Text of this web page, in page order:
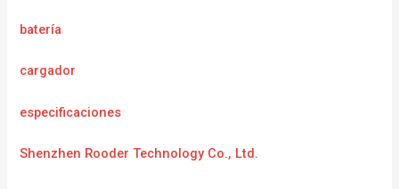
batería
cargador
especificaciones
Shenzhen Rooder Technology Co., Ltd.